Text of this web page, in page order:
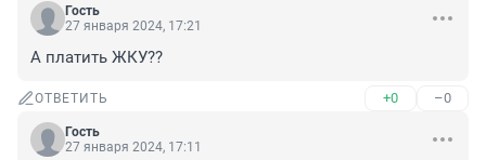
Гость
27 января 2024, 17:21
А платить ЖКУ??
ОТВЕТИТЬ +0 –0
Гость
27 января 2024, 17:11